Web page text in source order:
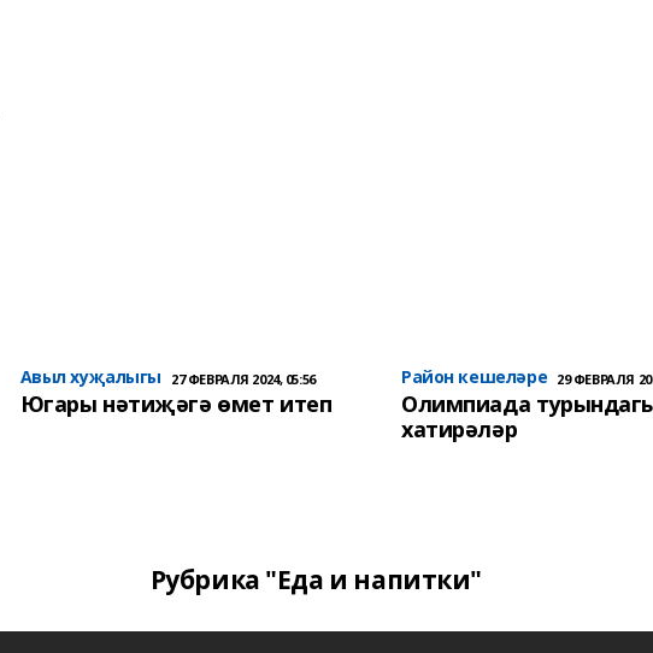
Авыл хуҗалыгы 27 ФЕВРАЛЯ 2024, 05:56
Югары нәтиҗәгә өмет итеп
Район кешеләре 29 ФЕВРАЛЯ
Олимпиада
хатирәләр
Рубрика "Еда и напитки"